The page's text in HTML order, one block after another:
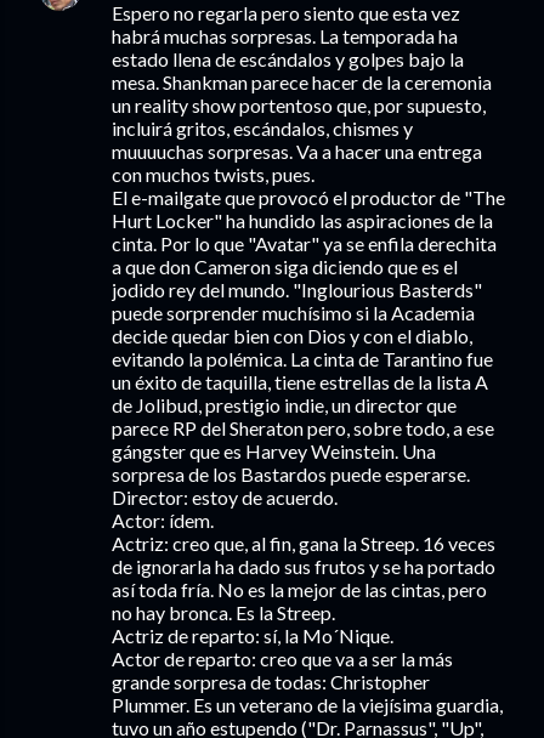
Espero no regarla pero siento que esta vez
habrá muchas sorpresas. La temporada ha
estado llena de escándalos y golpes bajo la
mesa. Shankman parece hacer de la ceremonia
un reality show portentoso que, por supuesto,
incluirá gritos, escándalos, chismes y
muuuuchas sorpresas. Va a hacer una entrega
con muchos twists, pues.
El e-mailgate que provocó el productor de "The
Hurt Locker" ha hundido las aspiraciones de la
cinta. Por lo que "Avatar" ya se enfila derechita
a que don Cameron siga diciendo que es el
jodido rey del mundo. "Inglourious Basterds"
puede sorprender muchísimo si la Academia
decide quedar bien con Dios y con el diablo,
evitando la polémica. La cinta de Tarantino fue
un éxito de taquilla, tiene estrellas de la lista A
de Jolibud, prestigio indie, un director que
parece RP del Sheraton pero, sobre todo, a ese
gángster que es Harvey Weinstein. Una
sorpresa de los Bastardos puede esperarse.
Director: estoy de acuerdo.
Actor: ídem.
Actriz: creo que, al fin, gana la Streep. 16 veces
de ignorarla ha dado sus frutos y se ha portado
así toda fría. No es la mejor de las cintas, pero
no hay bronca. Es la Streep.
Actriz de reparto: sí, la Mo´Nique.
Actor de reparto: creo que va a ser la más
grande sorpresa de todas: Christopher
Plummer. Es un veterano de la viejísima guardia,
tuvo un año estupendo ("Dr. Parnassus", "Up",